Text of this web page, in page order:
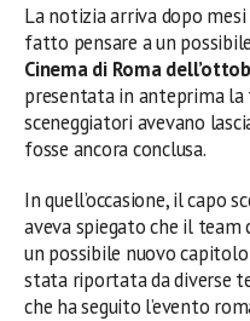
La notizia arriva dopo
fatto pensare a un
Cinema di Roma
presentata in anteprima
sceneggiatori avevano
fosse ancora conclusa.
In quell’occasione, il capo
aveva spiegato che il team
un possibile nuovo
stata riportata da diverse
che ha seguito l’evento